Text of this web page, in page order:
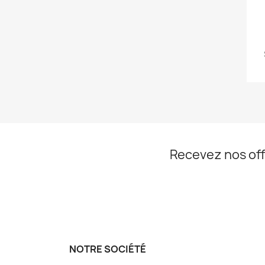
Recevez nos
NOTRE SOCIÉTÉ